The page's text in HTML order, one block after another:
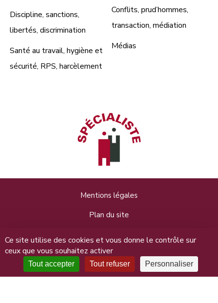
Ce site utilise des cookies et vous donne le contrôle sur
ceux que vous souhaitez activer
Tout accepter Tout refuser Personnaliser
Discipline, sanctions,
libertés, discrimination
Santé au travail, hygiène et
sécurité, RPS, harcèlement
Conflits, prud’hommes,
transaction, médiation
Médias
Mentions légales
Plan du site
Connexion